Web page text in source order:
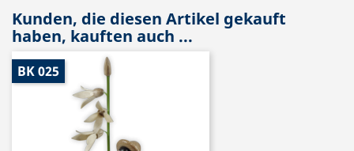
Kunden, die diesen Artikel gekauft
haben, kauften auch ...
BK 025